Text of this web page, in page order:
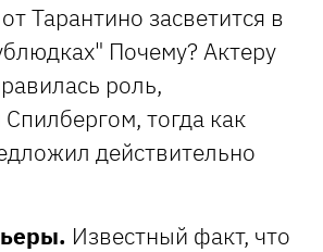
Тарантино засветится в
Почему? Актеру
роль,
тогда как
действительно
Известный факт, что